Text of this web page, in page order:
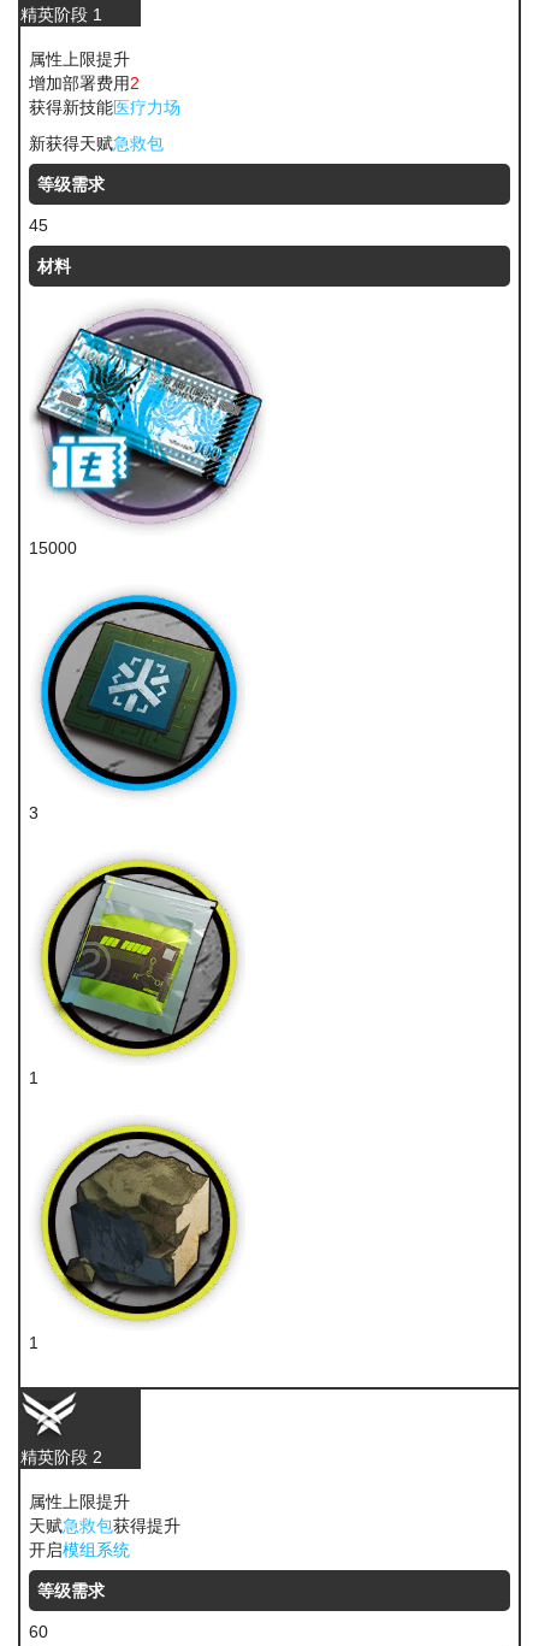
精英阶段 1
属性上限提升
增加部署费用2
获得新技能医疗力场
新获得天赋急救包
等级需求
45
材料
15000
3
1
1
精英阶段 2
属性上限提升
天赋急救包获得提升
开启模组系统
等级需求
60